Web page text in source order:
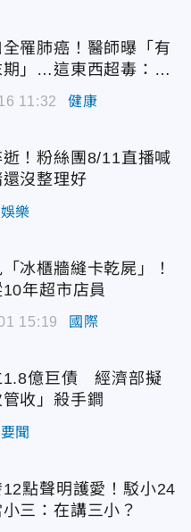
罹肺癌！醫師曝「有
期」…這東西超毒：打
吸20根菸
11:32 健康
！粉絲團8/11直播喊
沒整理好
娛樂
冰櫃牆縫卡乾屍」！
年超市店員
15:19 國際
1.8億巨債 經濟部擬
收」殺手鐧
要聞
點聲明護愛！駁小24
三：在講三小？